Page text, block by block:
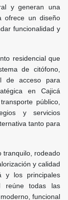
y generan una
ofrece un diseño
funcionalidad y
residencial que
de citófono,
de acceso para
en Cajicá
público,
y servicios
tanto para
tranquilo, rodeado
y calidad
y los principales
reúne todas las
funcional